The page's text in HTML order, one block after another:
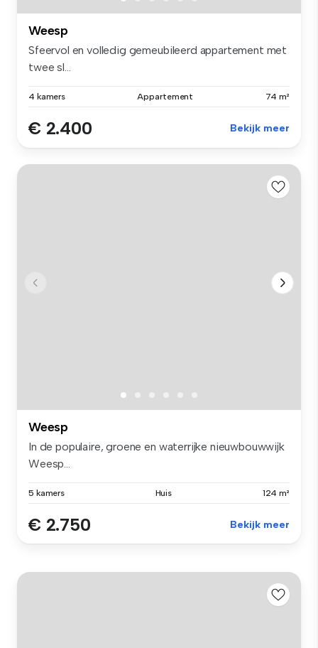
Weesp
Sfeervol en volledig gemeubileerd appartement met
twee sl...
4 kamers Appartement 74 m²
€ 2.400 Bekijk meer
Weesp
In de populaire, groene en waterrijke nieuwbouwwijk
Weesp...
5 kamers Huis 124 m²
€ 2.750 Bekijk meer